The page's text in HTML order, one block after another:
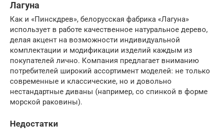
Лагуна
Как и «Пинскдрев», белорусская фабрика «Лагуна»
использует в работе качественное натуральное дерево,
делая акцент на возможности индивидуальной
комплектации и модификации изделий каждым из
покупателей лично. Компания предлагает вниманию
потребителей широкий ассортимент моделей: не только
современные и классические, но и довольно
нестандартные диваны (например, со спинкой в форме
морской раковины).
Недостатки